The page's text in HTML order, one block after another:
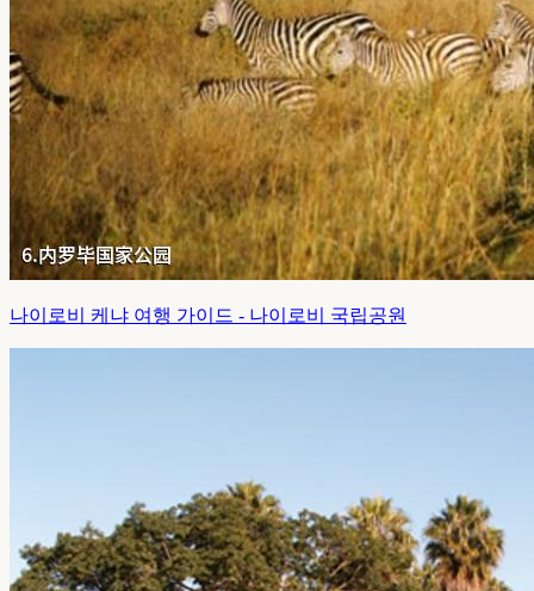
나이로비 케냐 여행 가이드 - 나이로비 국립공원